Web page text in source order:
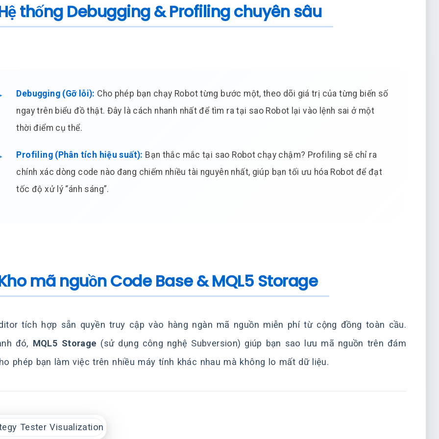
thống Debugging & Profiling chuyên sâu
Debugging (Gỡ lỗi): Cho phép bạn chạy Robot từng bước một, theo dõi giá trị của từng biến số
ngay trên biểu đồ thật. Đây là cách nhanh nhất để tìm ra tại sao Robot lại vào lệnh sai ở một
thời điểm cụ thể.
Profiling (Phân tích hiệu suất): Bạn thắc mắc tại sao Robot chạy chậm? Profiling sẽ chỉ ra
chính xác dòng code nào đang chiếm nhiều tài nguyên nhất, giúp bạn tối ưu hóa Robot để đạt
tốc độ xử lý “ánh sáng”.
mã nguồn Code Base & MQL5 Storage
tích hợp sẵn quyền truy cập vào hàng ngàn mã nguồn miễn phí từ cộng đồng toàn cầu.
đó, MQL5 Storage (sử dụng công nghệ Subversion) giúp bạn sao lưu mã nguồn trên đám
phép bạn làm việc trên nhiều máy tính khác nhau mà không lo mất dữ liệu.